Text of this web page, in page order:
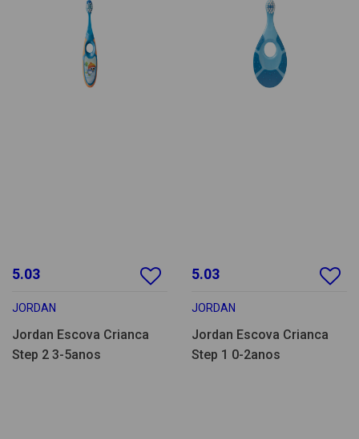
5.03
JORDAN
Jordan Escova Crianca
Step 2 3-5anos
5.03
JORDAN
Jordan Escova Crianca
Step 1 0-2anos